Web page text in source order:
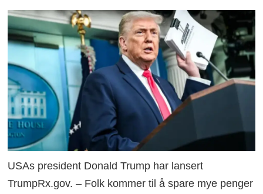
USAs president Donald Trump har lansert
TrumpRx.gov. – Folk kommer til å spare mye penger